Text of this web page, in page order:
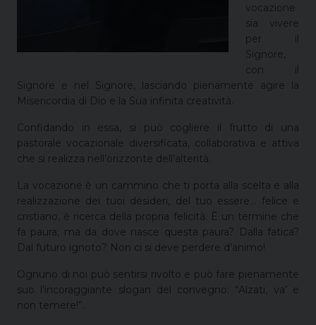
vocazione
sia vivere
per il
Signore,
con il
Signore e nel Signore, lasciando pienamente agire la
Misericordia di Dio e la Sua infinita creatività.
Confidando in essa, si può cogliere il frutto di una
pastorale vocazionale diversificata, collaborativa e attiva
che si realizza nell’orizzonte dell’alterità.
La vocazione è un cammino che ti porta alla scelta e alla
realizzazione dei tuoi desideri, del tuo essere… felice e
cristiano, è ricerca della propria felicità. È un termine che
fa paura, ma da dove nasce questa paura? Dalla fatica?
Dal futuro ignoto? Non ci si deve perdere d’animo!
Ognuno di noi può sentirsi rivolto e può fare pienamente
suo l’incoraggiante slogan del convegno: “Alzati, va’ e
non temere!”.